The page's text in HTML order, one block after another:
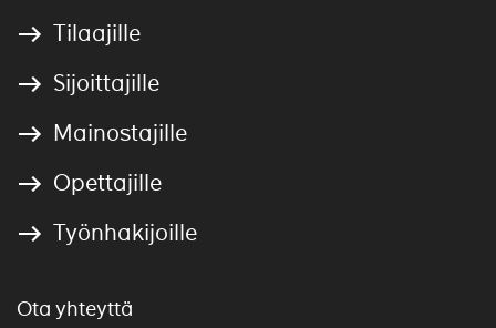
Tilaajille
Sijoittajille
Mainostajille
Opettajille
Työnhakijoille
Ota yhteyttä